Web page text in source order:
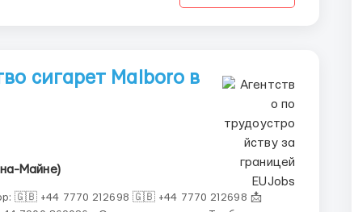
сигарет Malboro в
Майне)